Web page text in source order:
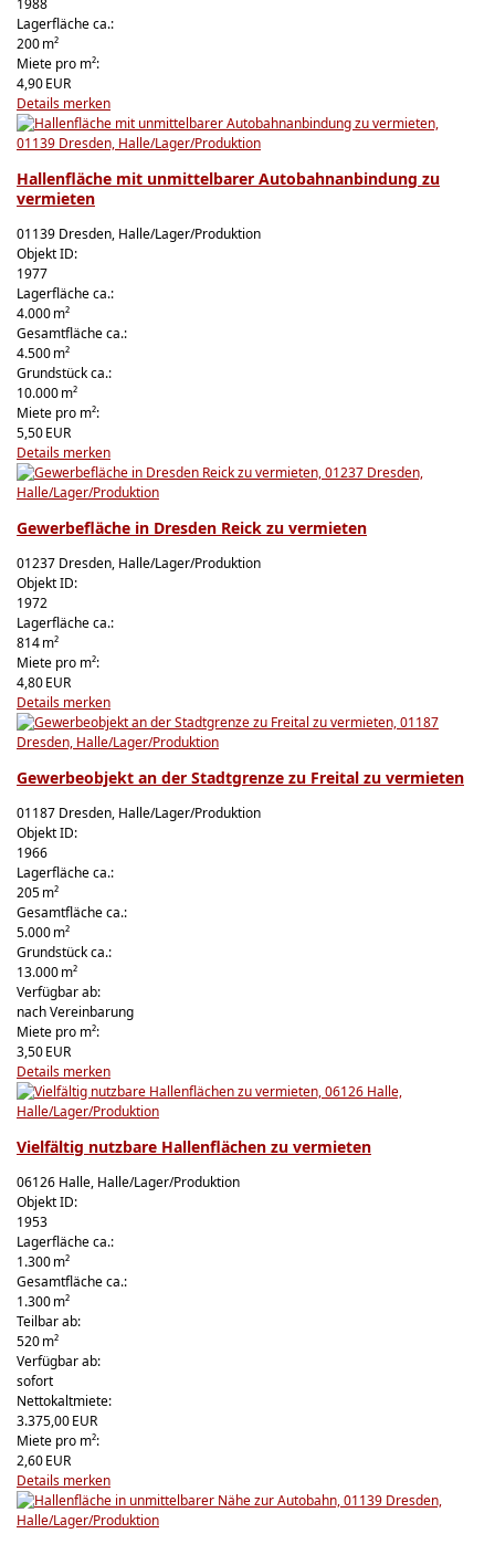
1988
Lagerfläche ca.:
200 m²
Miete pro m²:
4,90 EUR
Details merken
Hallenfläche mit unmittelbarer Autobahnanbindung zu
vermieten
01139 Dresden, Halle/Lager/Produktion
Objekt ID:
1977
Lagerfläche ca.:
4.000 m²
Gesamtfläche ca.:
4.500 m²
Grund­stück ca.:
10.000 m²
Miete pro m²:
5,50 EUR
Details merken
Gewerbefläche in Dresden Reick zu vermieten
01237 Dresden, Halle/Lager/Produktion
Objekt ID:
1972
Lagerfläche ca.:
814 m²
Miete pro m²:
4,80 EUR
Details merken
Gewerbeobjekt an der Stadtgrenze zu Freital zu vermieten
01187 Dresden, Halle/Lager/Produktion
Objekt ID:
1966
Lagerfläche ca.:
205 m²
Gesamtfläche ca.:
5.000 m²
Grund­stück ca.:
13.000 m²
Verfügbar ab:
nach Vereinbarung
Miete pro m²:
3,50 EUR
Details merken
Vielfältig nutzbare Hallenflächen zu vermieten
06126 Halle, Halle/Lager/Produktion
Objekt ID:
1953
Lagerfläche ca.:
1.300 m²
Gesamtfläche ca.:
1.300 m²
Teilbar ab:
520 m²
Verfügbar ab:
sofort
Nettokaltmiete:
3.375,00 EUR
Miete pro m²:
2,60 EUR
Details merken